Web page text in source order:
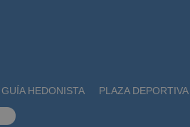
GUÍA HEDONISTA PLAZA DEPORTIVA